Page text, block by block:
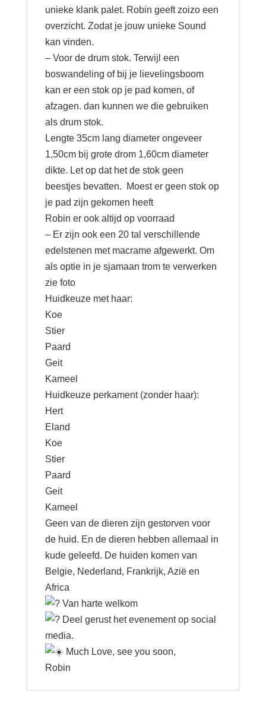
unieke klank palet. Robin geeft zoizo een
overzicht. Zodat je jouw unieke Sound
kan vinden.
– Voor de drum stok. Terwijl een
boswandeling of bij je lievelingsboom
kan er een stok op je pad komen, of
afzagen. dan kunnen we die gebruiken
als drum stok.
Lengte 35cm lang diameter ongeveer
1,50cm bij grote drom 1,60cm diameter
dikte. Let op dat het de stok geen
beestjes bevatten. Moest er geen stok op
je pad zijn gekomen heeft
Robin er ook altijd op voorraad
– Er zijn ook een 20 tal verschillende
edelstenen met macrame afgewerkt. Om
als optie in je sjamaan trom te verwerken
zie foto
Huidkeuze met haar:
Koe
Stier
Paard
Geit
Kameel
Huidkeuze perkament (zonder haar):
Hert
Eland
Koe
Stier
Paard
Geit
Kameel
Geen van de dieren zijn gestorven voor
de huid. En de dieren hebben allemaal in
kude geleefd. De huiden komen van
Belgie, Nederland, Frankrijk, Azië en
Africa
Van harte welkom
Deel gerust het evenement op social
media.
Much Love, see you soon,
Robin